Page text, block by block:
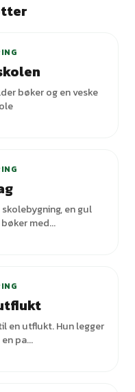
bøker og en veske
en gul
med...
en utflukt. Hun legger
pa...